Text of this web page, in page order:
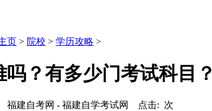
页 > 院校 > 学历攻略 >
吗？有多少门考试科目？
福建自考网 - 福建自学考试网 点击: 次